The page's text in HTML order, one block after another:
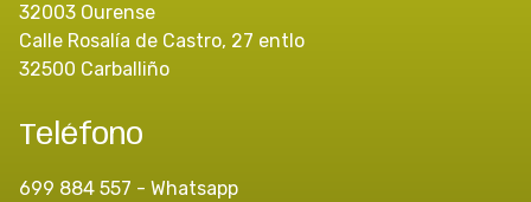
32003 Ourense
Calle Rosalía de Castro, 27 entlo
32500 Carballiño
Teléfono
699 884 557 - Whatsapp